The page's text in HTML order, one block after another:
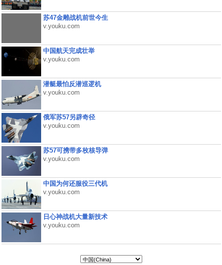
苏47金雕战机前世今生
v.youku.com
中国航天完成壮举
v.youku.com
潜艇最怕反潜巡逻机
v.youku.com
俄军苏57另辟奇径
v.youku.com
苏57可携带多枚核导弹
v.youku.com
中国为何还服役三代机
v.youku.com
日心神战机大量新技术
v.youku.com